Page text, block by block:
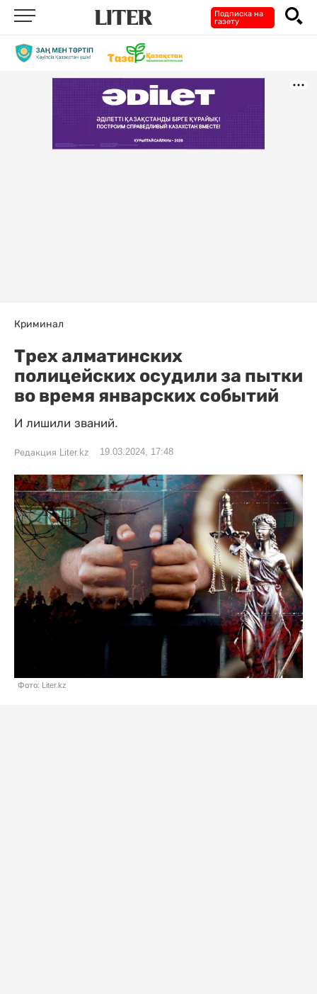
Подписка на
газету
Криминал
Трех алматинских
полицейских осудили за пытки
во время январских событий
И лишили званий.
Редакция Liter.kz 19.03.2024, 17:48
Фото: Liter.kz